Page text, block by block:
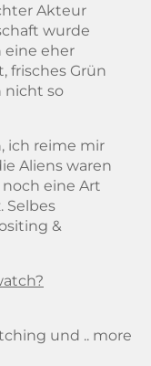
Akteur
wurde
eine eher
frisches Grün
nicht so
ich reime mir
Aliens waren
eine Art
Selbes
&
und .. more